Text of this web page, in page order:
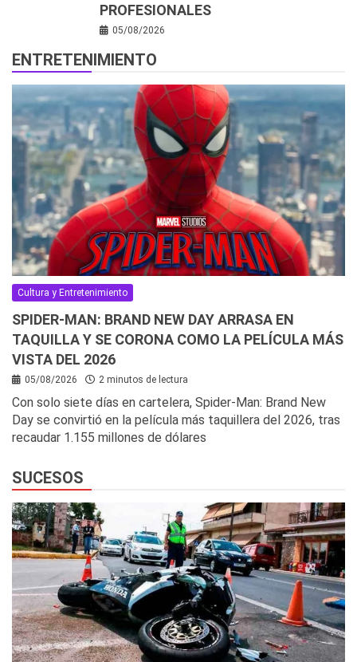
PROFESIONALES
05/08/2026
ENTRETENIMIENTO
Cultura y Entretenimiento
SPIDER-MAN: BRAND NEW DAY ARRASA EN
TAQUILLA Y SE CORONA COMO LA PELÍCULA MÁS
VISTA DEL 2026
05/08/2026 2 minutos de lectura
Con solo siete días en cartelera, Spider-Man: Brand New
Day se convirtió en la película más taquillera del 2026, tras
recaudar 1.155 millones de dólares
SUCESOS